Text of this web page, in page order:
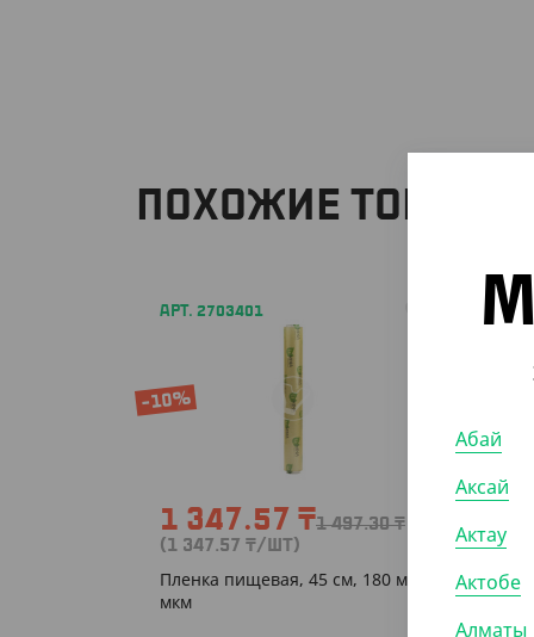
ПОХОЖИЕ ТОВАРЫ
АРТ. 2703401
-10%
1 347.57 ₸1 497.30₸
(1 347.57 ₸/ШТ)
Пленка пищевая, 45 см, 180 м, 9
мкм
АРТ.
(1
10 мкм,
Абай
Аксай
Актау
Актобе
Алматы